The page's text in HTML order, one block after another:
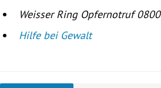
Weisser Ring Opfernotruf
Hilfe bei Gewalt